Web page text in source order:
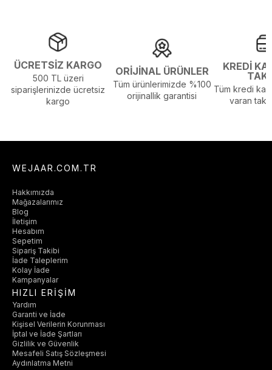
ÜCRETSİZ KARGO
500 TL üzeri
siparişlerinizde ücretsiz
kargo
ORİJİNAL ÜRÜNLER
Tüm ürünlerimizde %100
orijinallik garantisi
KREDİ
Tüm kredi
varan
WEJAAR.COM.TR
Hakkımızda
Mağazalarımız
Blog
İletişim
Hesabım
Sepetim
Sipariş Takibi
İade Taleplerim
Kolay İade
Kampanyalar
HIZLI ERİŞİM
Yardım
Garanti ve İade
Kişisel Verilerin Korunması
İptal ve İade Şartları
Gizlilik ve Güvenlik
Mesafeli Satış Sözleşmesi
Aydınlatma Metni